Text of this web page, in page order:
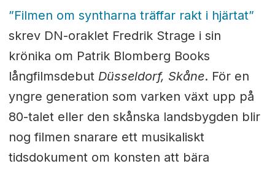
”Filmen om syntharna träffar rakt i hjärtat”
skrev DN-oraklet Fredrik Strage i sin
krönika om Patrik Blomberg Books
långfilmsdebut Düsseldorf, Skåne. För en
yngre generation som varken växt upp på
80-talet eller den skånska landsbygden blir
nog filmen snarare ett musikaliskt
tidsdokument om konsten att bära